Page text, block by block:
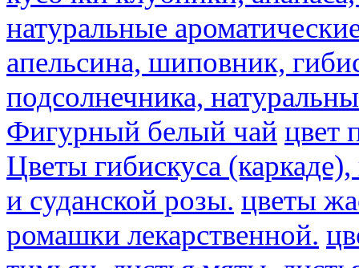
натуральные
апельсина, шиповник,
подсолнечника,
Фигурный белый чай цвет
Цветы гибискуса
и суданской розы. цветы
ромашки лекарственной.